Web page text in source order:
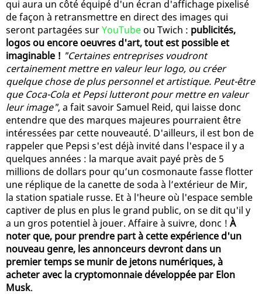
qui aura un côté équipé d'un écran d'affichage pixelisé
de façon à retransmettre en direct des images qui
seront partagées surYouTube ou Twich : publicités,
logos ou encore oeuvres d'art, tout est possible et
imaginable ! "Certaines entreprises voudront
certainement mettre en valeur leur logo, ou créer
quelque chose de plus personnel et artistique. Peut-être
que Coca-Cola et Pepsi lutteront pour mettre en valeur
leur image", a fait savoir Samuel Reid, qui laisse donc
entendre que des marques majeures pourraient être
intéressées par cette nouveauté. D'ailleurs, il est bon de
rappeler que Pepsi s'est déjà invité dans l'espace il y a
quelques années : la marque avait payé près de 5
millions de dollars pour qu’un cosmonaute fasse flotter
une réplique de la canette de soda à l’extérieur de Mir,
la station spatiale russe. Et à l'heure où l'espace semble
captiver de plus en plus le grand public, on se dit qu'il y
a un gros potentiel à jouer. Affaire à suivre, donc ! À
noter que, pour prendre part à cette expérience d'un
nouveau genre, les annonceurs devront dans un
premier temps se munir de jetons numériques, à
acheter avec la cryptomonnaie développée par Elon
Musk.